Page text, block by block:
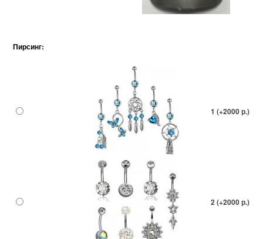
Пирсинг:
1 (+2000 р.)
2 (+2000 р.)